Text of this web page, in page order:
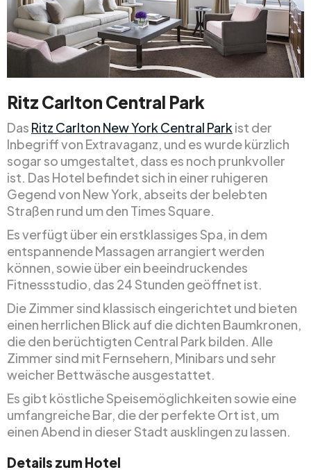
Ritz Carlton Central Park
Das Ritz Carlton New York Central Park ist der
Inbegriff von Extravaganz, und es wurde kürzlich
sogar so umgestaltet, dass es noch prunkvoller
ist. Das Hotel befindet sich in einer ruhigeren
Gegend von New York, abseits der belebten
Straßen rund um den Times Square.
Es verfügt über ein erstklassiges Spa, in dem
entspannende Massagen arrangiert werden
können, sowie über ein beeindruckendes
Fitnessstudio, das 24 Stunden geöffnet ist.
Die Zimmer sind klassisch eingerichtet und bieten
einen herrlichen Blick auf die dichten Baumkronen,
die den berüchtigten Central Park bilden. Alle
Zimmer sind mit Fernsehern, Minibars und sehr
weicher Bettwäsche ausgestattet.
Es gibt köstliche Speisemöglichkeiten sowie eine
umfangreiche Bar, die der perfekte Ort ist, um
einen Abend in dieser Stadt ausklingen zu lassen.
Details zum Hotel